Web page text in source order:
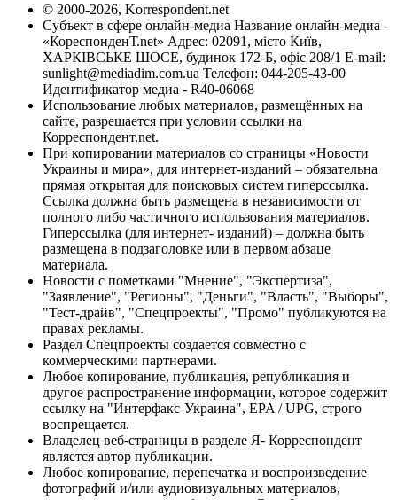
© 2000-2026, Korrespondent.net
Субъект в сфере онлайн-медиа Название онлайн-медиа -
«КореспонденТ.net» Адрес: 02091, місто Київ,
ХАРКІВСЬКЕ ШОСЕ, будинок 172-Б, офіс 208/1 E-mail:
sunlight@mediadim.com.ua Телефон: 044-205-43-00
Идентификатор медиа - R40-06068
Использование любых материалов, размещённых на
сайте, разрешается при условии ссылки на
Корреспондент.net.
При копировании материалов со страницы «Новости
Украины и мира», для интернет-изданий – обязательна
прямая открытая для поисковых систем гиперссылка.
Ссылка должна быть размещена в независимости от
полного либо частичного использования материалов.
Гиперссылка (для интернет- изданий) – должна быть
размещена в подзаголовке или в первом абзаце
материала.
Новости с пометками "Мнение", "Экспертиза",
"Заявление", "Регионы", "Деньги", "Власть", "Выборы",
"Тест-драйв", "Спецпроекты", "Промо" публикуются на
правах рекламы.
Раздел Спецпроекты создается совместно с
коммерческими партнерами.
Любое копирование, публикация, републикация и
другое распространение информации, которое содержит
ссылку на "Интерфакс-Украина", EPA / UPG, строго
воспрещается.
Владелец веб-страницы в разделе Я- Корреспондент
является автор публикации.
Любое копирование, перепечатка и воспроизведение
фотографий и/или аудиовизуальных материалов,